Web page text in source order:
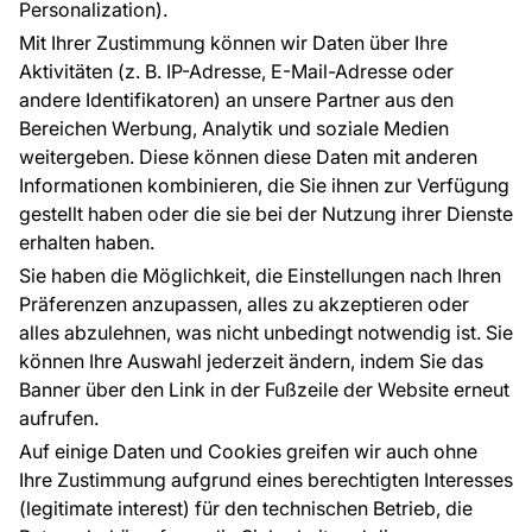
Personalization).
Mit Ihrer Zustimmung können wir Daten über Ihre
Aktivitäten (z. B. IP-Adresse, E-Mail-Adresse oder
andere Identifikatoren) an unsere Partner aus den
Bereichen Werbung, Analytik und soziale Medien
weitergeben. Diese können diese Daten mit anderen
Informationen kombinieren, die Sie ihnen zur Verfügung
gestellt haben oder die sie bei der Nutzung ihrer Dienste
erhalten haben.
Sie haben die Möglichkeit, die Einstellungen nach Ihren
Präferenzen anzupassen, alles zu akzeptieren oder
alles abzulehnen, was nicht unbedingt notwendig ist. Sie
können Ihre Auswahl jederzeit ändern, indem Sie das
Banner über den Link in der Fußzeile der Website erneut
aufrufen.
Auf einige Daten und Cookies greifen wir auch ohne
Ihre Zustimmung aufgrund eines berechtigten Interesses
(legitimate interest) für den technischen Betrieb, die
EU-Projekte
Ratschläge und Tipps
FAQ
Kontakt
Haben Sie Fragen? Wir helfen Ihnen gerne weiter
und beraten Sie persönlich.
+49 781 95633072
service@tapeteneshop.de
Zahlungsarten:
Die Zahlungen werden geleistet von: